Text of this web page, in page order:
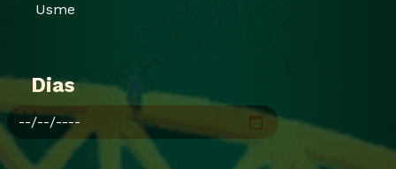
Usme
Dias